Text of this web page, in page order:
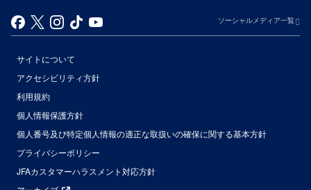
ソーシャルメディア一覧
サイトについて
アクセシビリティ方針
利用規約
個人情報保護方針
個人番号及び特定個人情報の適正な取扱いの確保に関する基本方針
プライバシーポリシー
JFAカスタマーハラスメント対応方針